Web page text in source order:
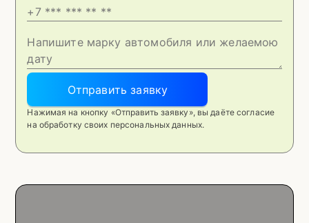
Отправить заявку
Нажимая на кнопку «Отправить заявку», вы даёте согласие
на обработку своих персональных данных.